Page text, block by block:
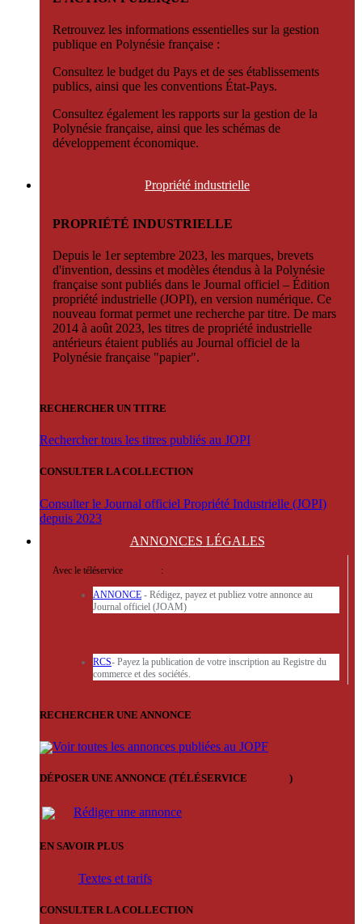
Retrouvez les informations essentielles sur la gestion
publique en Polynésie française :
Consultez le budget du Pays et de ses établissements
publics, ainsi que les conventions État-Pays.
Consultez également les rapports sur la gestion de la
Polynésie française, ainsi que les schémas de
développement économique.
Propriété industrielle
PROPRIÉTÉ INDUSTRIELLE
Depuis le 1er septembre 2023, les marques, brevets
d'invention, dessins et modèles étendus à la Polynésie
française sont publiés dans le Journal officiel – Édition
propriété industrielle (JOPI), en version numérique. Ce
nouveau format permet une recherche par titre. De mars
2014 à août 2023, les titres de propriété industrielle
antérieurs étaient publiés au Journal officiel de la
Polynésie française "papier".
RECHERCHER UN TITRE
Rechercher tous les titres publiés au JOPI
CONSULTER LA COLLECTION
Consulter le Journal officiel Propriété Industrielle (JOPI)
depuis 2023
ANNONCES LÉGALES
Avec le téléservice :
ANNONCE - Rédigez, payez et publiez votre annonce au
Journal officiel (JOAM)
RCS- Payez la publication de votre inscription au Registre du
commerce et des sociétés.
RECHERCHER UNE ANNONCE
Voir toutes les annonces publiées au JOPF
DÉPOSER UNE ANNONCE (TÉLÉSERVICE )
Rédiger une annonce
EN SAVOIR PLUS
Textes et tarifs
CONSULTER LA COLLECTION